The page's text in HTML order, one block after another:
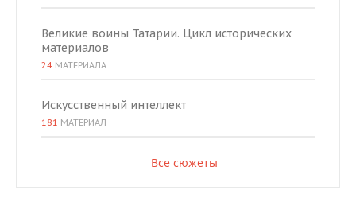
Великие воины Татарии. Цикл исторических
материалов
24 МАТЕРИАЛА
Искусственный интеллект
181 МАТЕРИАЛ
Все сюжеты